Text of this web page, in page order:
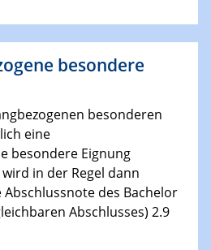
besondere
besonderen
eine
besondere Eignung
in der Regel dann
des Bachelor
Abschlusses) 2.9